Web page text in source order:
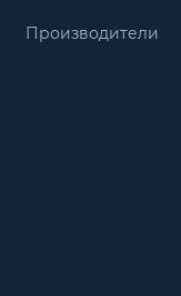
Производители